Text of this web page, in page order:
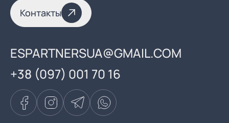
Контакты
ESPARTNERSUA@GMAIL.COM
+38 (097) 001 70 16